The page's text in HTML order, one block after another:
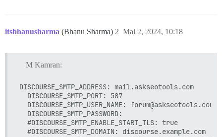
## Quelle révision Git ce conteneur doit-il
env:
  LC_ALL: en_US.UTF-8
  LANGUAGE: en_US.UTF-8
  # DISCOURSE_DEFAULT_LOCALE: en
## Combien de requêtes web simultanées sont
## sera défini automatiquement par bootstrap en
  #UNICORN_WORKERS: 3
itsbhanusharma (Bhanu Sharma) Mai 2, 2024, 10:18
2
M Kamran:
DISCOURSE_SMTP_ADDRESS: mail.askseotools.com
  DISCOURSE_SMTP_PORT: 587
  DISCOURSE_SMTP_USER_NAME: forum@askseotools.com
  DISCOURSE_SMTP_PASSWORD:
#DISCOURSE_SMTP_ENABLE_START_TLS: true
#DISCOURSE_SMTP_DOMAIN: discourse.example.com